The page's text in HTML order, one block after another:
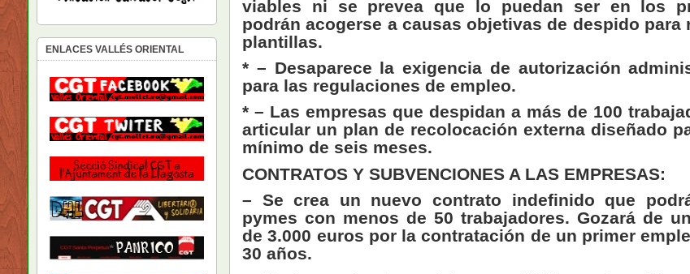
viables ni se prevea que lo puedan ser en los
podrán acogerse a causas objetivas de despido para
plantillas.
* – Desaparece la exigencia de autorización
para las regulaciones de empleo.
* – Las empresas que despidan a más de 100
articular un plan de recolocación externa diseñado
mínimo de seis meses.
CONTRATOS Y SUBVENCIONES A LAS EMPRESAS:
– Se crea un nuevo contrato indefinido que
pymes con menos de 50 trabajadores. Gozará de
de 3.000 euros por la contratación de un primer
30 años.
ENLACES VALLÉS ORIENTAL